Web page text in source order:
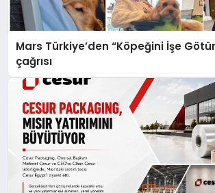
Mars Türkiye’den “Köpeğini İşe
çağrısı